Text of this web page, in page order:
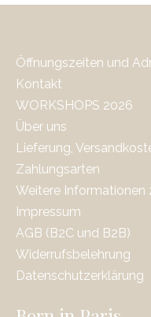
Öffnungszeiten und
Kontakt
WORKSHOPS 2026
Über uns
Lieferung,
Zahlungsarten
Weitere Informationen
Impressum
AGB (B2C und B2B)
Widerrufsbelehrung
Datenschutzerklärung